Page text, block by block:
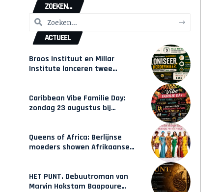
ZOEKEN...
ACTUEEL
Broos Instituut en Millar
Institute lanceren twee
Caribbean Vibe Familie Day:
zondag 23 augustus bij
Queens of Africa: Berlijnse
moeders showen Afrikaanse
HET PUNT. Debuutroman van
Marvin Hokstam Baapoure